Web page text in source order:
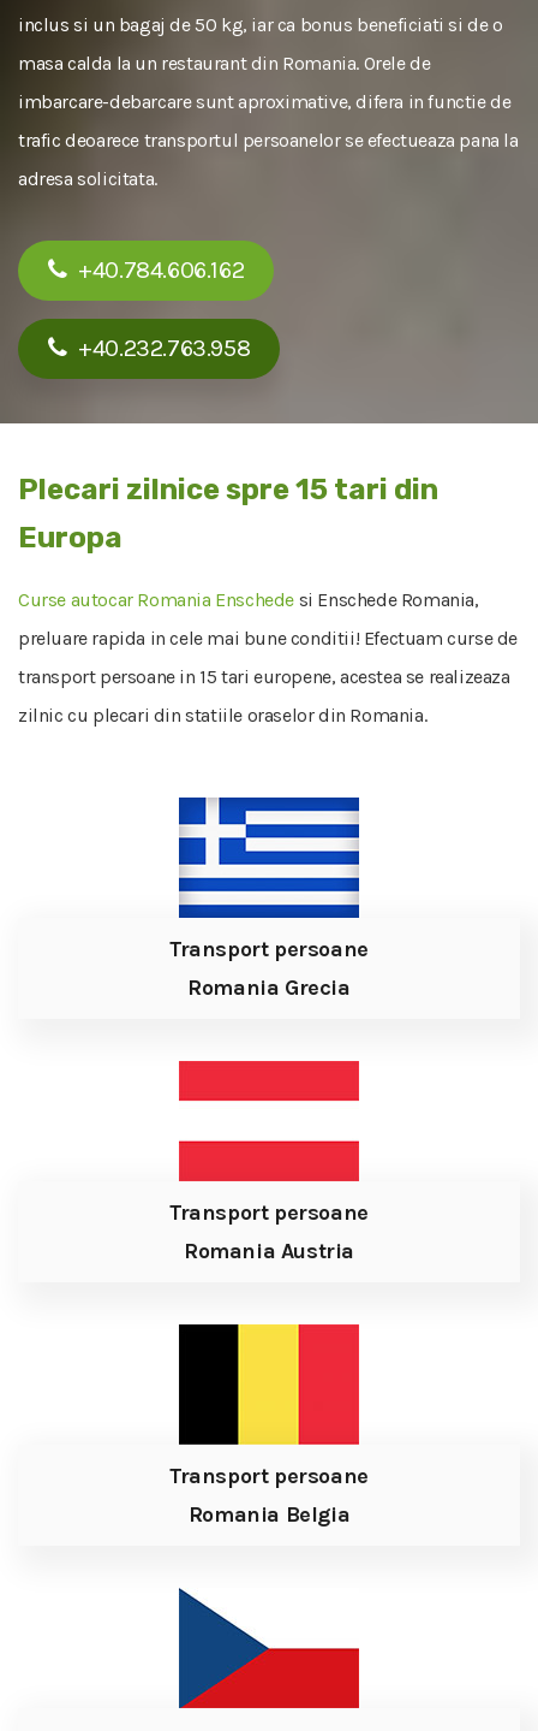
inclus si un bagaj de 50 kg, iar ca bonus beneficiati si de o
masa calda la un restaurant din Romania. Orele de
imbarcare-debarcare sunt aproximative, difera in functie de
trafic deoarece transportul persoanelor se efectueaza pana la
adresa solicitata.
+40.784.606.162
+40.232.763.958
Plecari zilnice spre 15 tari din
Europa
Curse autocar Romania Enschede si Enschede Romania,
preluare rapida in cele mai bune conditii! Efectuam curse de
transport persoane in 15 tari europene, acestea se realizeaza
zilnic cu plecari din statiile oraselor din Romania.
Transport persoane
Romania Grecia
Transport persoane
Romania Austria
Transport persoane
Romania Belgia